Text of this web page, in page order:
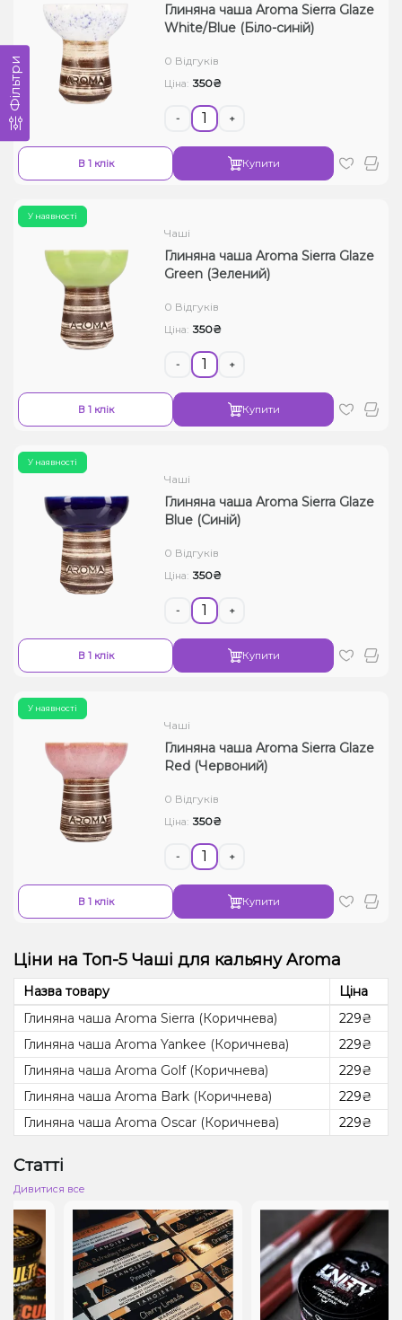
Глиняна чаша Aroma Sierra Glaze
White/Blue (Біло-синій)
0 Відгуків
Ціна: 350₴
- +
В 1 клік Купити
У наявності
Чаші
Глиняна чаша Aroma Sierra Glaze
Green (Зелений)
0 Відгуків
Ціна: 350₴
- +
В 1 клік Купити
У наявності
Чаші
Глиняна чаша Aroma Sierra Glaze
Blue (Синій)
0 Відгуків
Ціна: 350₴
- +
В 1 клік Купити
У наявності
Чаші
Глиняна чаша Aroma Sierra Glaze
Red (Червоний)
0 Відгуків
Ціна: 350₴
- +
В 1 клік Купити
Фільтри
Ціни на Топ-5 Чаші для кальяну Aroma
Назва товару
Ціна
Глиняна чаша Aroma Sierra (Коричнева)
229₴
Глиняна чаша Aroma Yankee (Коричнева)
229₴
Глиняна чаша Aroma Golf (Коричнева)
229₴
Глиняна чаша Aroma Bark (Коричнева)
229₴
Глиняна чаша Aroma Oscar (Коричнева)
229₴
Статті
Дивитися все